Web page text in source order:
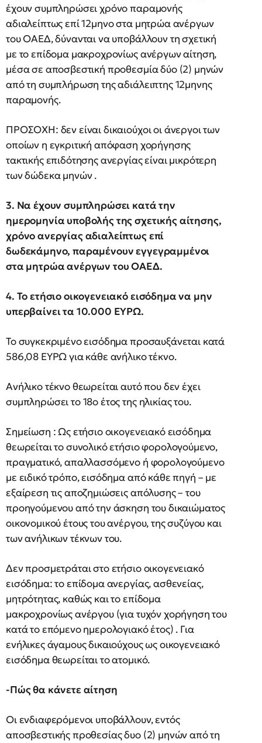
έχουν συμπληρώσει χρόνο παραμονής
αδιαλείπτως επί 12μηνο στα μητρώα ανέργων
του ΟΑΕΔ, δύνανται να υποβάλλουν τη σχετική
με το επίδομα μακροχρονίως ανέργων αίτηση,
μέσα σε αποσβεστική προθεσμία δύο (2) μηνών
από τη συμπλήρωση της αδιάλειπτης 12μηνης
παραμονής.
ΠΡΟΣΟΧΗ: δεν είναι δικαιούχοι οι άνεργοι των
οποίων η εγκριτική απόφαση χορήγησης
τακτικής επιδότησης ανεργίας είναι μικρότερη
των δώδεκα μηνών .
3. Να έχουν συμπληρώσει κατά την
ημερομηνία υποβολής της σχετικής αίτησης,
χρόνο ανεργίας αδιαλείπτως επί
δωδεκάμηνο, παραμένουν εγγεγραμμένοι
στα μητρώα ανέργων του ΟΑΕΔ.
4. Το ετήσιο οικογενειακό εισόδημα να μην
υπερβαίνει τα 10.000 ΕΥΡΩ.
Το συγκεκριμένο εισόδημα προσαυξάνεται κατά
586,08 ΕΥΡΩ για κάθε ανήλικο τέκνο.
Ανήλικο τέκνο θεωρείται αυτό που δεν έχει
συμπληρώσει το 18ο έτος της ηλικίας του.
Σημείωση : Ως ετήσιο οικογενειακό εισόδημα
θεωρείται το συνολικό ετήσιο φορολογούμενο,
πραγματικό, απαλλασσόμενο ή φορολογούμενο
με ειδικό τρόπο, εισόδημα από κάθε πηγή – με
εξαίρεση τις αποζημιώσεις απόλυσης – του
προηγούμενου από την άσκηση του δικαιώματος
οικονομικού έτους του ανέργου, της συζύγου και
των ανήλικων τέκνων του.
Δεν προσμετράται στο ετήσιο οικογενειακό
εισόδημα: το επίδομα ανεργίας, ασθενείας,
μητρότητας, καθώς και το επίδομα
μακροχρονίως ανέργου (για τυχόν χορήγηση του
κατά το επόμενο ημερολογιακό έτος) . Για
ενήλικες άγαμους δικαιούχους ως οικογενειακό
εισόδημα θεωρείται το ατομικό.
-Πώς θα κάνετε αίτηση
Οι ενδιαφερόμενοι υποβάλλουν, εντός
αποσβεστικής προθεσίας δυο (2) μηνών από τη